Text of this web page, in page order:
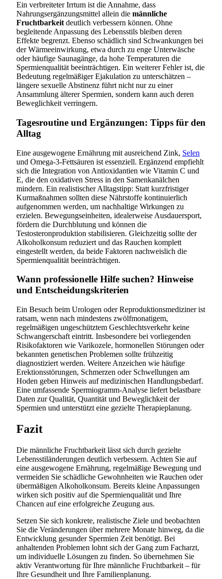
Ein verbreiteter Irrtum ist die Annahme, dass
Nahrungsergänzungsmittel allein die männliche
Fruchtbarkeit deutlich verbessern können. Ohne
begleitende Anpassung des Lebensstils bleiben deren
Effekte begrenzt. Ebenso schädlich sind Schwankungen bei
der Wärmeeinwirkung, etwa durch zu enge Unterwäsche
oder häufige Saunagänge, da hohe Temperaturen die
Spermienqualität beeinträchtigen. Ein weiterer Fehler ist, die
Bedeutung regelmäßiger Ejakulation zu unterschätzen –
längere sexuelle Abstinenz führt nicht nur zu einer
Ansammlung älterer Spermien, sondern kann auch deren
Beweglichkeit verringern.
Tagesroutine und Ergänzungen: Tipps für den
Alltag
Eine ausgewogene Ernährung mit ausreichend Zink, Selen
und Omega-3-Fettsäuren ist essenziell. Ergänzend empfiehlt
sich die Integration von Antioxidantien wie Vitamin C und
E, die den oxidativen Stress in den Samenkanälchen
mindern. Ein realistischer Alltagstipp: Statt kurzfristiger
Kurmaßnahmen sollten diese Nährstoffe kontinuierlich
aufgenommen werden, um nachhaltige Wirkungen zu
erzielen. Bewegungseinheiten, idealerweise Ausdauersport,
fördern die Durchblutung und können die
Testosteronproduktion stabilisieren. Gleichzeitig sollte der
Alkoholkonsum reduziert und das Rauchen komplett
eingestellt werden, da beide Faktoren nachweislich die
Spermienqualität beeinträchtigen.
Wann professionelle Hilfe suchen? Hinweise
und Entscheidungskriterien
Ein Besuch beim Urologen oder Reproduktionsmediziner ist
ratsam, wenn nach mindestens zwölfmonatigem,
regelmäßigen ungeschütztem Geschlechtsverkehr keine
Schwangerschaft eintritt. Insbesondere bei vorliegenden
Risikofaktoren wie Varikozele, hormonellen Störungen oder
bekannten genetischen Problemen sollte frühzeitig
diagnostiziert werden. Weitere Anzeichen wie häufige
Erektionsstörungen, Schmerzen oder Schwellungen am
Hoden geben Hinweis auf medizinischen Handlungsbedarf.
Eine umfassende Spermiogramm-Analyse liefert belastbare
Daten zur Qualität, Quantität und Beweglichkeit der
Spermien und unterstützt eine gezielte Therapieplanung.
Fazit
Die männliche Fruchtbarkeit lässt sich durch gezielte
Lebensstiländerungen deutlich verbessern. Achten Sie auf
eine ausgewogene Ernährung, regelmäßige Bewegung und
vermeiden Sie schädliche Gewohnheiten wie Rauchen oder
übermäßigen Alkoholkonsum. Bereits kleine Anpassungen
wirken sich positiv auf die Spermienqualität und Ihre
Chancen auf eine erfolgreiche Zeugung aus.
Setzen Sie sich konkrete, realistische Ziele und beobachten
Sie die Veränderungen über mehrere Monate hinweg, da die
Entwicklung gesunder Spermien Zeit benötigt. Bei
anhaltenden Problemen lohnt sich der Gang zum Facharzt,
um individuelle Lösungen zu finden. So übernehmen Sie
aktiv Verantwortung für Ihre männliche Fruchtbarkeit – für
Ihre Gesundheit und Ihre Familienplanung.